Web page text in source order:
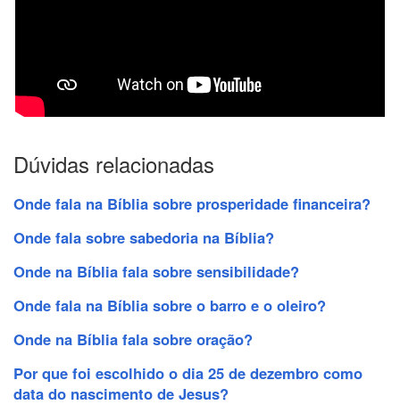
Dúvidas relacionadas
Onde fala na Bíblia sobre prosperidade financeira?
Onde fala sobre sabedoria na Bíblia?
Onde na Bíblia fala sobre sensibilidade?
Onde fala na Bíblia sobre o barro e o oleiro?
Onde na Bíblia fala sobre oração?
Por que foi escolhido o dia 25 de dezembro como
data do nascimento de Jesus?